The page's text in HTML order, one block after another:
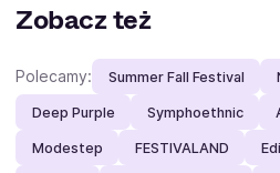
Zobacz też
Polecamy: Summer Fall Festival
Deep Purple Symphoethnic
Modestep FESTIVALAND